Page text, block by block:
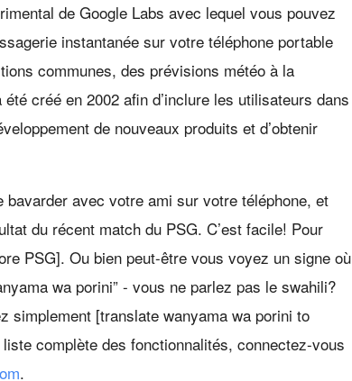
de Google Labs avec lequel vous pouvez
instantanée sur votre téléphone portable
communes, des prévisions météo à la
créé en 2002 afin d’inclure les utilisateurs dans
de nouveaux produits et d’obtenir
bavarder avec votre ami sur votre téléphone, et
du récent match du PSG. C’est facile! Pour
PSG]. Ou bien peut-être vous voyez un signe où
wa porini” - vous ne parlez pas le swahili?
simplement [translate wanyama wa porini to
complète des fonctionnalités, connectez-vous
.